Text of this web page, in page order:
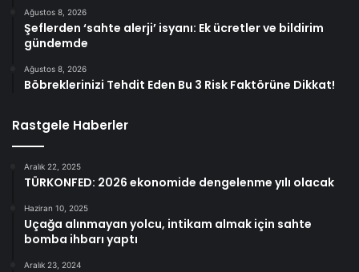
Ağustos 8, 2026
Şeflerden ‘sahte alerji’ isyanı: Ek ücretler ve bildirim
gündemde
Ağustos 8, 2026
Böbreklerinizi Tehdit Eden Bu 3 Risk Faktörüne Dikkat!
Rastgele Haberler
Aralık 22, 2025
TÜRKONFED: 2026 ekonomide dengelenme yılı olacak
Haziran 10, 2025
Uçağa alınmayan yolcu, intikam almak için sahte
bomba ihbarı yaptı
Aralık 23, 2024